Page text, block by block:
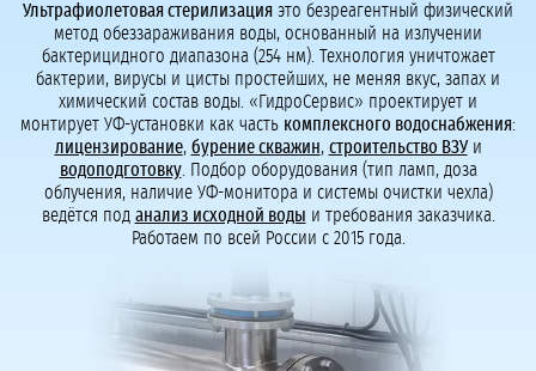
Ультрафиолетовая стерилизация это безреагентный физический
метод обеззараживания воды, основанный на излучении
бактерицидного диапазона (254 нм). Технология уничтожает
бактерии, вирусы и цисты простейших, не меняя вкус, запах и
химический состав воды. «ГидроСервис» проектирует и
монтирует УФ-установки как часть комплексного водоснабжения:
лицензирование, бурение скважин, строительство ВЗУи
водоподготовку. Подбор оборудования (тип ламп, доза
облучения, наличие УФ-монитора и системы очистки чехла)
ведётся под анализ исходной воды и требования заказчика.
Работаем по всей России с 2015 года.